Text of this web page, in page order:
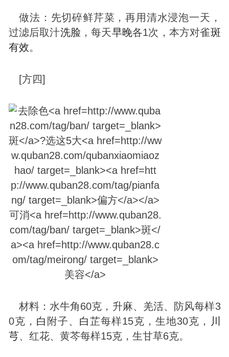
做法：先切碎鲜芹菜，再用清水浸泡一天，
过滤后取汁洗脸 ，每天早晚各1次，本方对雀斑
有效。
[方四]
材料：水牛角60克，升麻、羌活、防风每样3
0克， 白 附子、 白芷每样15克，生地30克，
川
芎、红花、黄芩每样15克，生甘草6克。